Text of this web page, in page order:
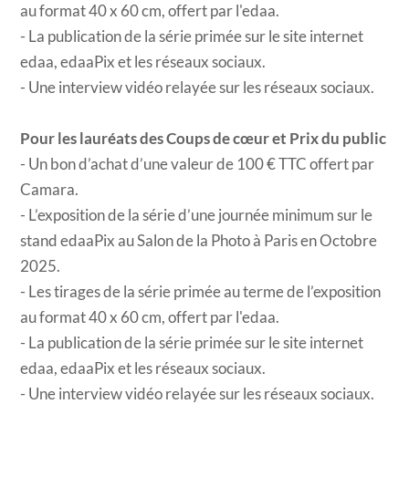
au format 40 x 60 cm, offert par l'edaa.
- La publication de la série primée sur le site internet
edaa, edaaPix et les réseaux sociaux.
- Une interview vidéo relayée sur les réseaux sociaux.
Pour les lauréats des Coups de cœur et Prix du public
- Un bon d’achat d’une valeur de 100 € TTC offert par
Camara.
- L’exposition de la série d’une journée minimum sur le
stand edaaPix au Salon de la Photo à Paris en Octobre
2025.
- Les tirages de la série primée au terme de l’exposition
au format 40 x 60 cm, offert par l'edaa.
- La publication de la série primée sur le site internet
edaa, edaaPix et les réseaux sociaux.
- Une interview vidéo relayée sur les réseaux sociaux.